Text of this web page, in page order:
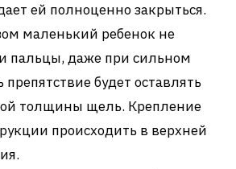
ей полноценно закрыться.
маленький ребенок не
пальцы, даже при сильном
препятствие будет оставлять
толщины щель. Крепление
происходить в верхней